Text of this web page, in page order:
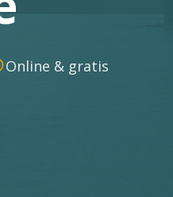
Online & gratis